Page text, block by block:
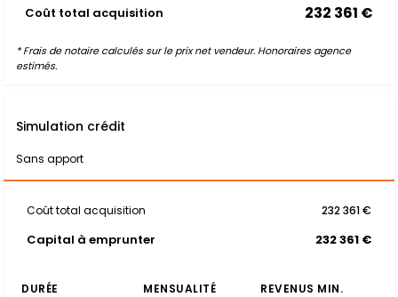
Coût total acquisition 232 361 €
* Frais de notaire calculés sur le prix net vendeur. Honoraires agence
estimés.
Simulation crédit
Sans apport
Coût total acquisition 232 361 €
Capital à emprunter 232 361 €
DURÉE MENSUALITÉ
REVENUS MIN.